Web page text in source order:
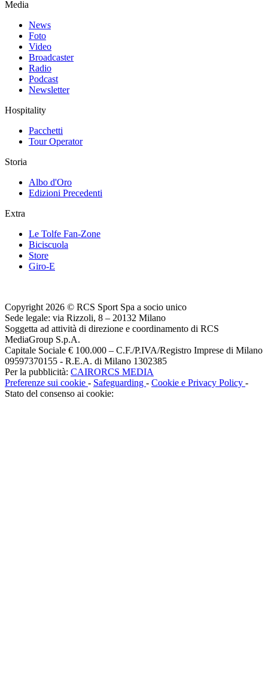
Media
News
Foto
Video
Broadcaster
Radio
Podcast
Newsletter
Hospitality
Pacchetti
Tour Operator
Storia
Albo d'Oro
Edizioni Precedenti
Extra
Le Tolfe Fan-Zone
Biciscuola
Store
Giro-E
Copyright 2026 © RCS Sport Spa a socio unico
Sede legale: via Rizzoli, 8 – 20132 Milano
Soggetta ad attività di direzione e coordinamento di RCS
MediaGroup S.p.A.
Capitale Sociale € 100.000 – C.F./P.IVA/Registro Imprese di Milano
09597370155 - R.E.A. di Milano 1302385
Per la pubblicità: CAIRORCS MEDIA
Preferenze sui cookie - Safeguarding - Cookie e Privacy Policy -
Stato del consenso ai cookie: